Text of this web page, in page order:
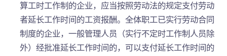
算工时工作制的企业，应当按照劳动法的规定支付劳动
者延长工作时间的工资报酬。全体职工已实行劳动合同
制度的企业，一般管理人员（实行不定时工作制人员除
外）经批准延长工作时间的，可以支付延长工作时间的